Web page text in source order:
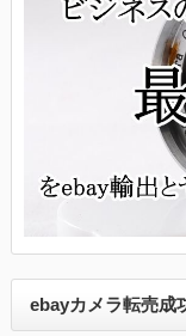
ebayカメラ転売成